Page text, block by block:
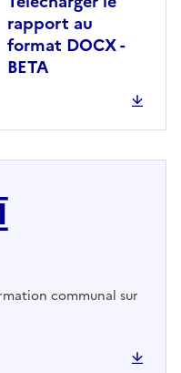
rapport au
format DOCX -
BETA
communal sur